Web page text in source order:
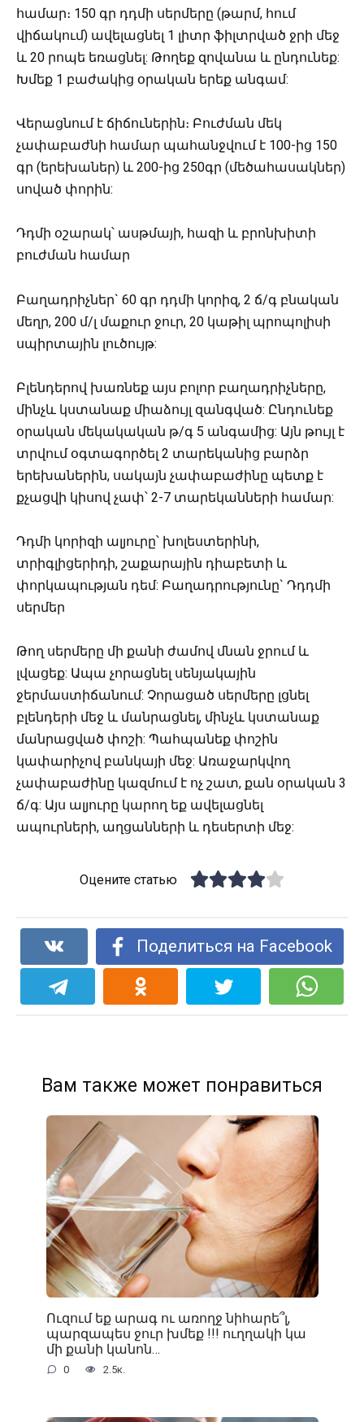
համար։ 150 գր դդմի սերմերը (թարմ, հում
վիճակում) ավելացնել 1 լիտր ֆիլտրված ջրի մեջ
և 20 րոպե եռացնել: Թողեք զովանա և ընդունեք:
Խմեք 1 բաժակից օրական երեք անգամ:
Վերացնում է ճիճուներին։ Բուժման մեկ
չափաբաժնի համար պահանջվում է 100-ից 150
գր (երեխաներ) և 200-ից 250գր (մեծահասակներ)
սոված փորին:
Դդմի օշարակ՝ ասթմայի, հազի և բրոնխիտի
բուժման համար
Բաղադրիչներ` 60 գր դդմի կորիզ, 2 ճ/գ բնական
մեղր, 200 մ/լ մաքուր ջուր, 20 կաթիլ պրոպոլիսի
սպիրտային լուծույթ:
Բլենդերով խառնեք այս բոլոր բաղադրիչները,
մինչև կստանաք միաձույլ զանգված: Ընդունեք
օրական մեկակական թ/գ 5 անգամից: Այն թույլ է
տրվում օգտագործել 2 տարեկանից բարձր
երեխաներին, սակայն չափաբաժինը պետք է
քչացվի կիսով չափ՝ 2-7 տարեկանների համար:
Դդմի կորիզի ալյուրը՝ խոլեստերինի,
տրիգլիցերիդի, շաքարային դիաբետի և
փորկապության դեմ: Բաղադրությունը` Դդդմի
սերմեր
Թող սերմերը մի քանի ժամով մնան ջրում և
լվացեք: Ապա չորացնել սենյակային
ջերմաստիճանում: Չորացած սերմերը լցնել
բլենդերի մեջ և մանրացնել, մինչև կստանաք
մանրացված փոշի: Պահպանեք փոշին
կափարիչով բանկայի մեջ: Առաջարկվող
չափաբաժինը կազմում է ոչ շատ, քան օրական 3
ճ/գ: Այս ալյուրը կարող եք ավելացնել
ապուրների, աղցանների և դեսերտի մեջ:
Оцените статью
Поделиться на Facebook
Вам также может понравиться
Ուզում եք արագ ու առողջ նիհարե՞լ,
պարզապես ջուր խմեք !!! ուղղակի կա
մի քանի կանոն…
0 2.5к.